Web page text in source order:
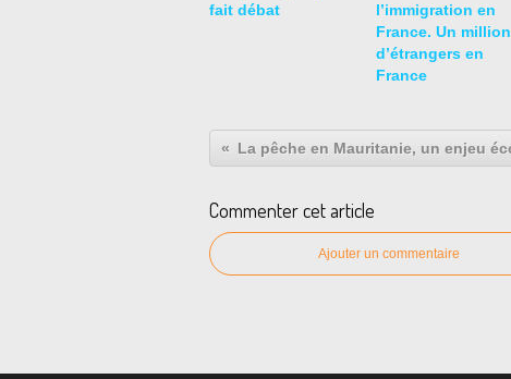
fait débat
l’immigration en
France. Un million
d’étrangers en
France
Commenter cet article
Ajouter un commentaire